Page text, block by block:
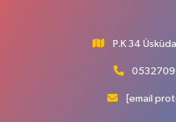
P.K 34
[email